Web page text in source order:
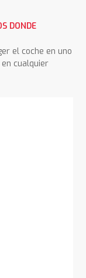
DONDE
el coche en uno
cualquier